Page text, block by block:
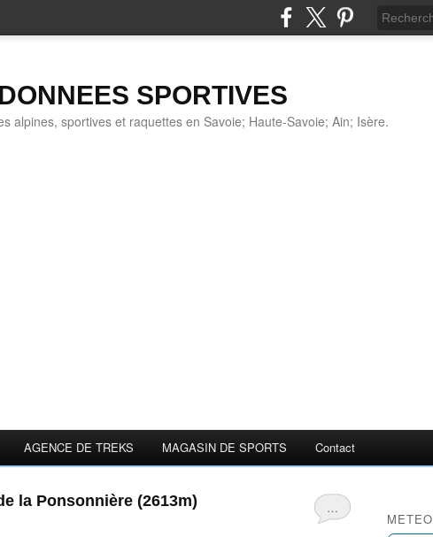
SPORTIVES
alpines, sportives et raquettes en Savoie; Haute-Savoie; Ain; Isère.
AGENCE DE TREKS MAGASIN DE SPORTS Contact
…
la Ponsonnière (2613m)
METEO